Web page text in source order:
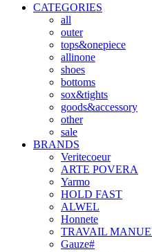
CATEGORIES
all
outer
tops&onepiece
allinone
shoes
bottoms
sox&tights
goods&accessory
other
sale
BRANDS
Veritecoeur
ARTE POVERA
Yarmo
HOLD FAST
ALWEL
Honnete
TRAVAIL
Gauze#